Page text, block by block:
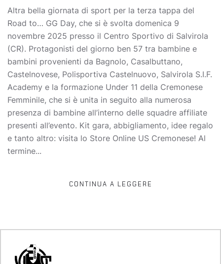
Altra bella giornata di sport per la terza tappa del
Road to… GG Day, che si è svolta domenica 9
novembre 2025 presso il Centro Sportivo di Salvirola
(CR). Protagonisti del giorno ben 57 tra bambine e
bambini provenienti da Bagnolo, Casalbuttano,
Castelnovese, Polisportiva Castelnuovo, Salvirola S.I.F.
Academy e la formazione Under 11 della Cremonese
Femminile, che si è unita in seguito alla numerosa
presenza di bambine all’interno delle squadre affiliate
presenti all’evento. Kit gara, abbigliamento, idee regalo
e tanto altro: visita lo Store Online US Cremonese! Al
termine...
CONTINUA A LEGGERE